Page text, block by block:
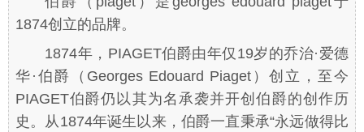
1874创立的品牌。
1874年，PIAGET伯爵由年仅19岁的乔治·爱德
华·伯爵（Georges Edouard Piaget）创立，至今
PIAGET伯爵仍以其为名承袭并开创伯爵的创作历
史。从1874年诞生以来，伯爵一直秉承“永远做得比